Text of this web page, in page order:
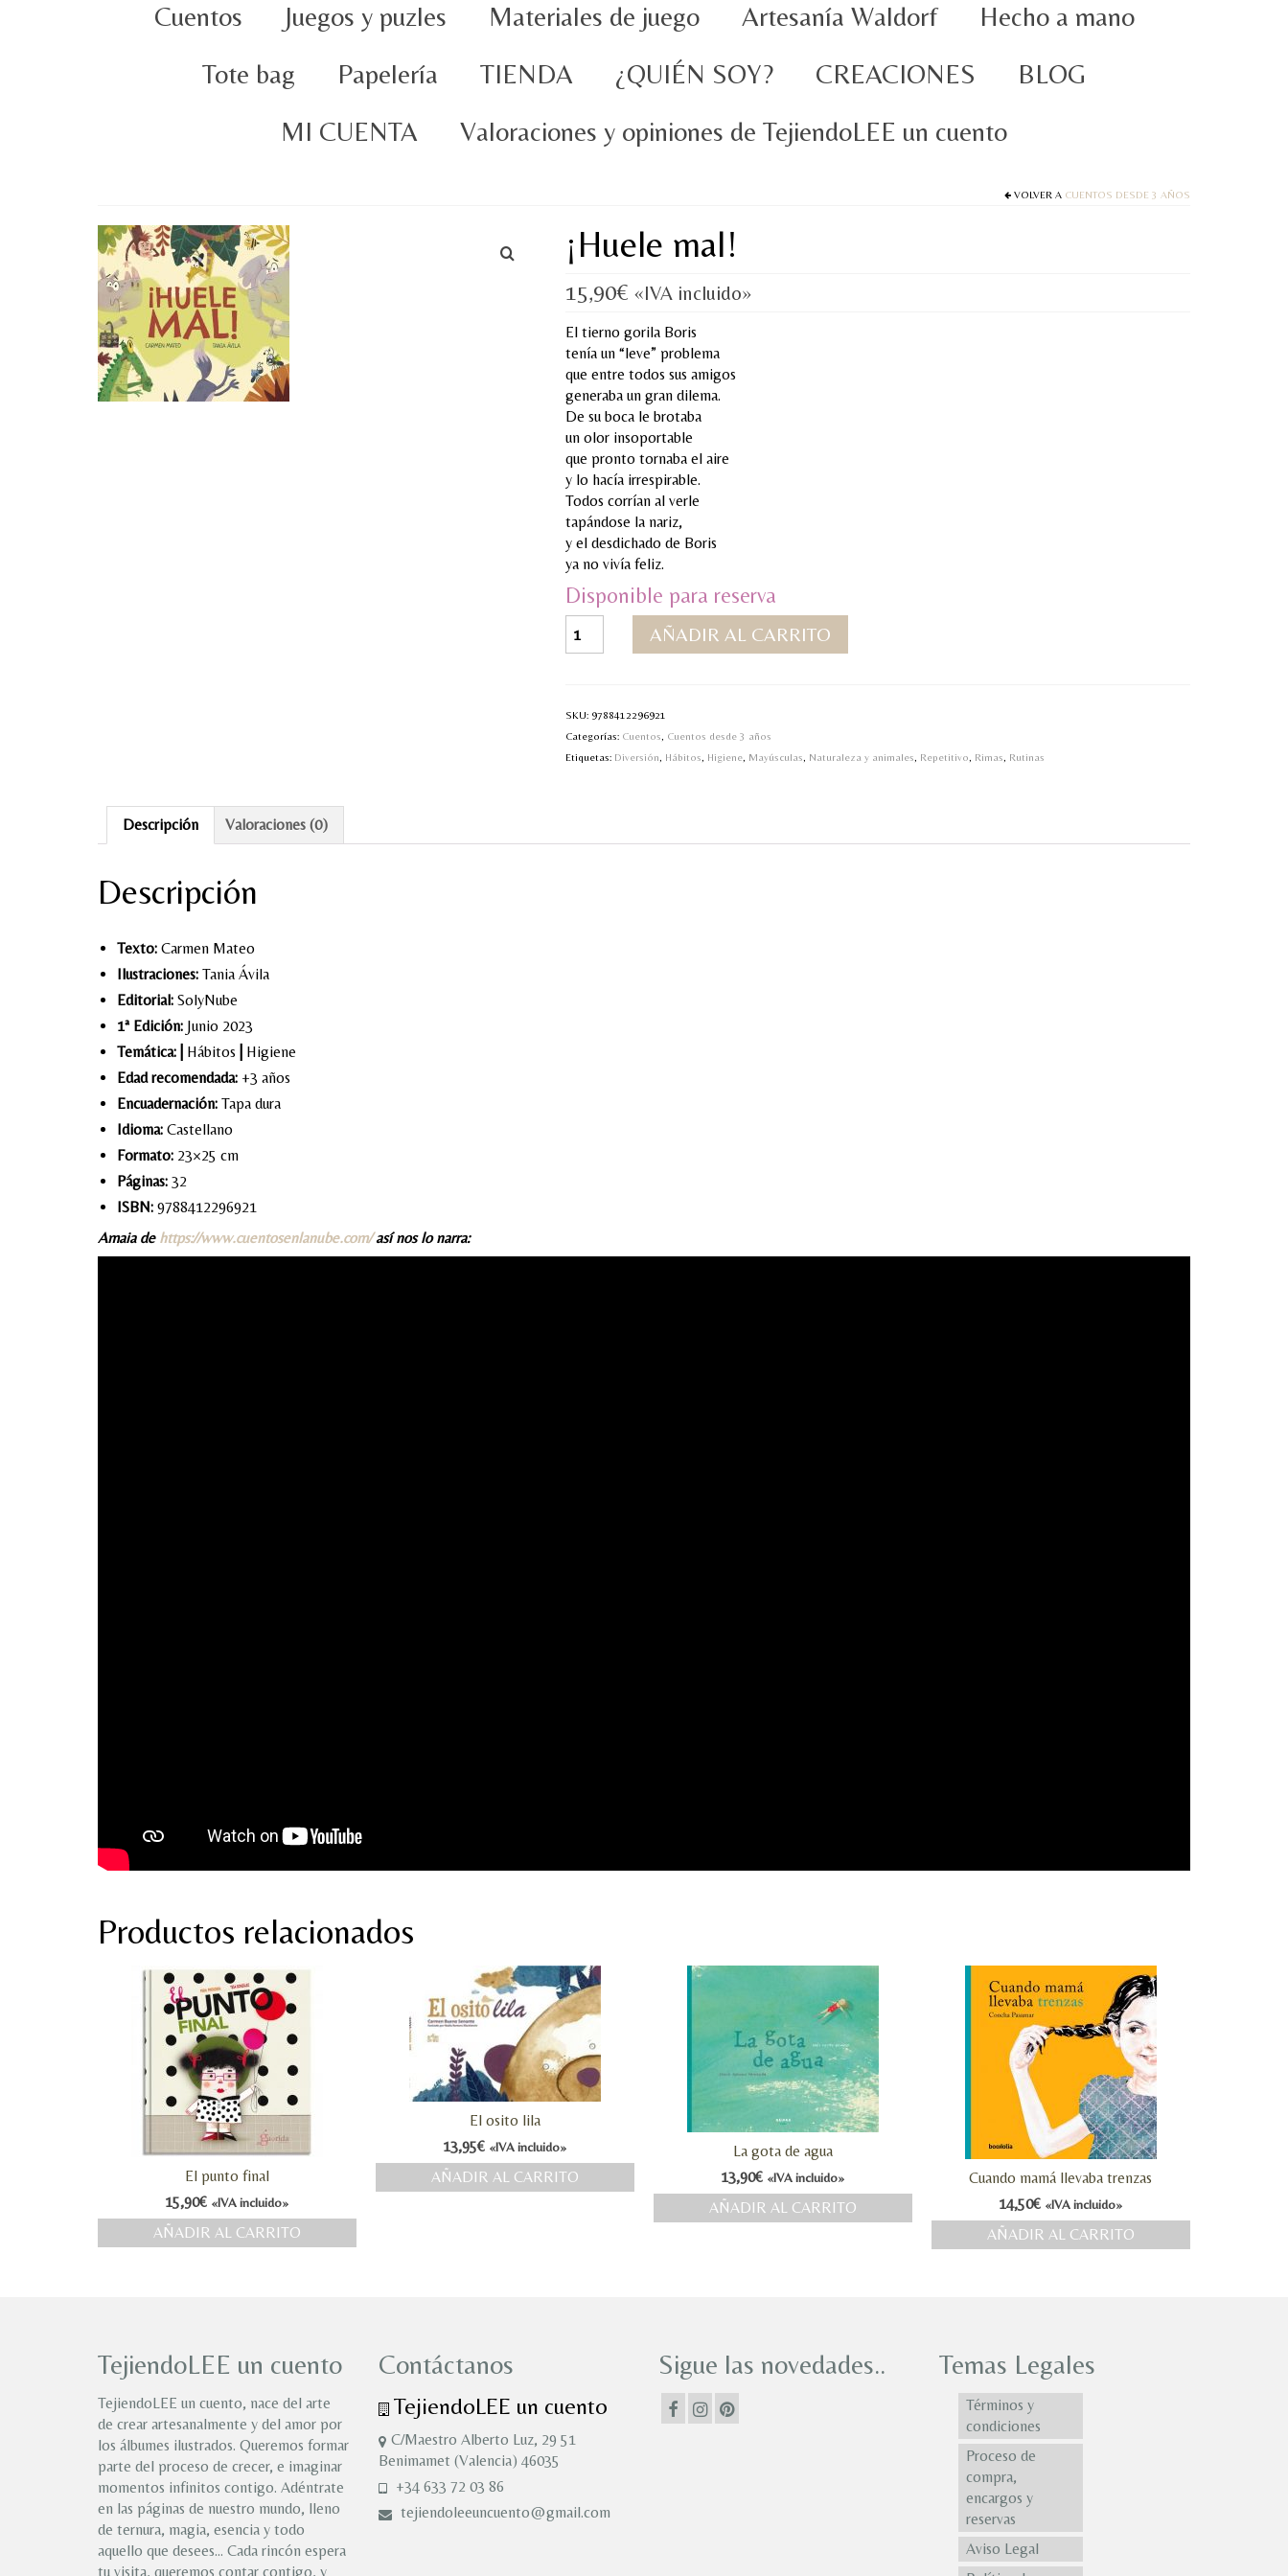
Cuentos Juegos y puzles Materiales de juego Artesanía Waldorf
Hecho a mano
Tote bag
Papelería TIENDA ¿QUIÉN SOY? CREACIONES
BLOG
MI CUENTA
Valoraciones y opiniones de TejiendoLEE un cuento
VOLVER A CUENTOS DESDE 3 AÑOS
¡Huele mal!
15,90€ «IVA incluido»
El tierno gorila Boris
tenía un “leve” problema
que entre todos sus amigos
generaba un gran dilema.
De su boca le brotaba
un olor insoportable
que pronto tornaba el aire
y lo hacía irrespirable.
Todos corrían al verle
tapándose la nariz,
y el desdichado de Boris
ya no vivía feliz.
Disponible para reserva
mal!
AÑADIR AL CARRITO
SKU: 9788412296921
Categorías: Cuentos
Cuentos desde 3 años
Etiquetas: Diversión Hábitos Higiene, Mayúsculas Naturaleza y animales Repetitivo Rimas Rutinas
Descripción Valoraciones (0)
Descripción
Texto: Carmen Mateo
Ilustraciones: Tania Ávila
Editorial: SolyNube
1ª Edición: Junio 2023
Temática:
Hábitos
Higiene
Edad recomendada: +3 años
Encuadernación: Tapa dura
Idioma: Castellano
Formato: 23×25 cm
Páginas: 32
ISBN: 9788412296921
Amaia de https://www.cuentosenlanube.com/así nos lo narra:
Productos relacionados
El punto final
15,90€ «IVA incluido»
AÑADIR AL CARRITO
El osito lila
13,95€ «IVA incluido»
AÑADIR AL CARRITO
La gota de agua
13,90€ «IVA incluido»
AÑADIR AL CARRITO
Cuando mamá llevaba trenzas
14,50€ «IVA incluido»
AÑADIR AL CARRITO
TejiendoLEE un cuento
TejiendoLEE un cuento, nace del arte
de crear artesanalmente y del amor por
los álbumes ilustrados. Queremos formar
parte del proceso de crecer, e imaginar
momentos infinitos contigo. Adéntrate
en las páginas de nuestro mundo, lleno
de ternura, magia, esencia y todo
aquello que desees… Cada rincón espera
tu visita, queremos contar contigo, y
Contáctanos
TejiendoLEE un cuento
C/Maestro Alberto Luz, 29 51
Benimamet (Valencia) 46035
+34 633 72 03 86
tejiendoleeuncuento@gmail.com
Sigue las novedades.. Temas Legales
Términos y
condiciones
Proceso de
compra,
encargos y
reservas
Aviso Legal